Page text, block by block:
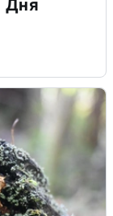
Дня